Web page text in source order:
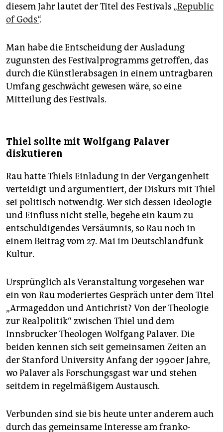
diesem Jahr lautet der Titel des Festivals „Republic
of Gods“.
Man habe die Entscheidung der Ausladung
zugunsten des Festivalprogramms getroffen, das
durch die Künstlerabsagen in einem untragbaren
Umfang geschwächt gewesen wäre, so eine
Mitteilung des Festivals.
Thiel sollte mit Wolfgang Palaver
diskutieren
Rau hatte Thiels Einladung in der Vergangenheit
verteidigt und argumentiert, der Diskurs mit Thiel
sei politisch notwendig. Wer sich dessen Ideologie
und Einfluss nicht stelle, begehe ein kaum zu
entschuldigendes Versäumnis, so Rau noch in
einem Beitrag vom 27. Mai im Deutschlandfunk
Kultur.
Ursprünglich als Veranstaltung vorgesehen war
ein von Rau moderiertes Gespräch unter dem Titel
„Armageddon und Antichrist? Von der Theologie
zur Realpolitik“ zwischen Thiel und dem
Innsbrucker Theologen Wolfgang Palaver. Die
beiden kennen sich seit gemeinsamen Zeiten an
der Stanford University Anfang der 1990er Jahre,
wo Palaver als Forschungsgast war und stehen
seitdem in regelmäßigem Austausch.
Verbunden sind sie bis heute unter anderem auch
durch das gemeinsame Interesse am franko-